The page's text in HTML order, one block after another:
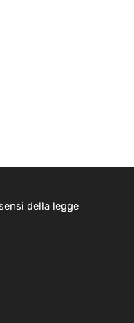
della legge